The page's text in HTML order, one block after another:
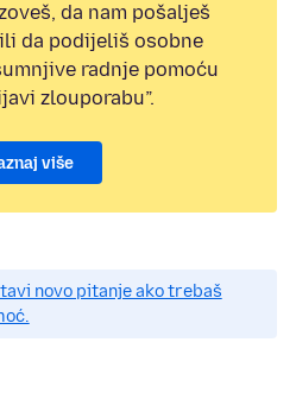
da nam pošalješ
da podijeliš osobne
radnje pomoću
zlouporabu”.
više
novo pitanje ako trebaš